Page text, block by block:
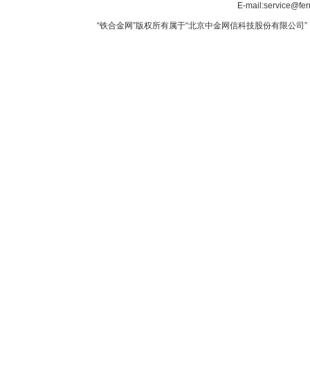
E-
“铁合金网”版权所有属于“北京中金网信科技股份有限公司